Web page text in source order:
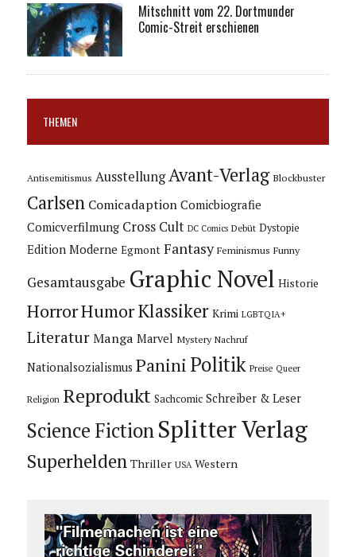
Mitschnitt vom 22. Dortmunder
Comic-Streit erschienen
THEMEN
Antisemitismus Ausstellung Avant-Verlag Blockbuster
Carlsen Comicadaption Comicbiografie
Comicverfilmung Cross Cult DC Comics Debüt Dystopie
Edition Moderne Egmont Fantasy Feminismus Funny
Gesamtausgabe Graphic Novel Historie
HorrorHumorKlassiker Krimi LGBTQIA+
Literatur Manga Marvel Mystery Nachruf
Nationalsozialismus Panini Politik Preise Queer
Religion Reprodukt Sachcomic Schreiber & Leser
Science Fiction Splitter Verlag
Superhelden Thriller USA Western